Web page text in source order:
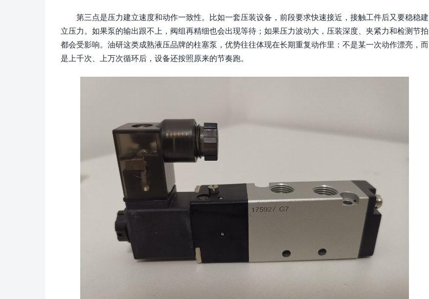
第三点是压力建立速度和动作一致性。比如一套压装设备，前段要求快速接近，接触工件后又要稳稳建
立压力。如果泵的输出跟不上，阀组再精细也会出现等待；如果压力波动大，压装深度、夹紧力和检测节拍
都会受影响。油研这类成熟液压品牌的柱塞泵，优势往往体现在长期重复动作里：不是某一次动作漂亮，而
是上千次、上万次循环后，设备还按照原来的节奏跑。